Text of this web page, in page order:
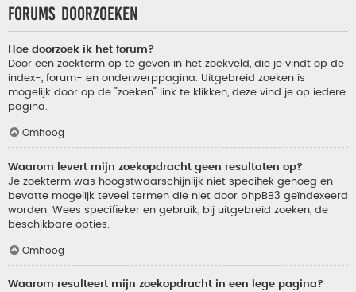
Forums doorzoeken
Hoe doorzoek ik het forum?
Door een zoekterm op te geven in het zoekveld, die je vindt op de
index-, forum- en onderwerppagina. Uitgebreid zoeken is
mogelijk door op de "zoeken" link te klikken, deze vind je op iedere
pagina.
Omhoog
Waarom levert mijn zoekopdracht geen resultaten op?
Je zoekterm was hoogstwaarschijnlijk niet specifiek genoeg en
bevatte mogelijk teveel termen die niet door phpBB3 geïndexeerd
worden. Wees specifieker en gebruik, bij uitgebreid zoeken, de
beschikbare opties.
Omhoog
Waarom resulteert mijn zoekopdracht in een lege pagina?